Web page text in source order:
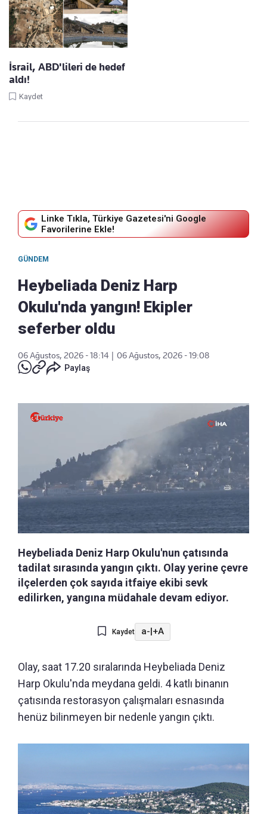
İsrail, ABD'lileri de hedef
aldı!
Kaydet
Linke Tıkla, Türkiye Gazetesi'ni Google
Favorilerine Ekle!
GÜNDEM
Heybeliada Deniz Harp
Okulu'nda yangın! Ekipler
seferber oldu
06 Ağustos, 2026 - 18:14
06 Ağustos, 2026 - 19:08
Paylaş
Heybeliada Deniz Harp Okulu'nun çatısında
tadilat sırasında yangın çıktı. Olay yerine çevre
ilçelerden çok sayıda itfaiye ekibi sevk
edilirken, yangına müdahale devam ediyor.
Kaydet a- +A
Olay, saat 17.20 sıralarında Heybeliada Deniz
Harp Okulu'nda meydana geldi. 4 katlı binanın
çatısında restorasyon çalışmaları esnasında
henüz bilinmeyen bir nedenle yangın çıktı.